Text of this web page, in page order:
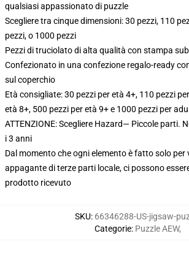
qualsiasi appassionato di puzzle
Scegliere tra cinque dimensioni: 30 pezzi, 110
pezzi, o 1000 pezzi
Pezzi di truciolato di alta qualità con stampa
Confezionato in una confezione regalo-ready
sul coperchio
Età consigliate: 30 pezzi per età 4+, 110 pezzi
età 8+, 500 pezzi per età 9+ e 1000 pezzi per
ATTENZIONE: Scegliere Hazard— Piccole parti.
i 3 anni
Dal momento che ogni elemento è fatto solo per
appagante di terze parti locale, ci possono
prodotto ricevuto
SKU: 66346288-US-jigsaw-
Categorie: Puzzle AEW,